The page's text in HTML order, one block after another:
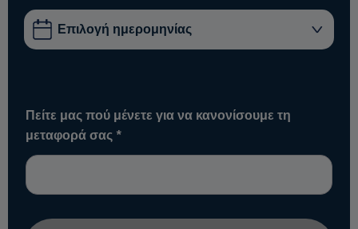
Πείτε μας πού μένετε για να κανονίσουμε τη
μεταφορά σας *